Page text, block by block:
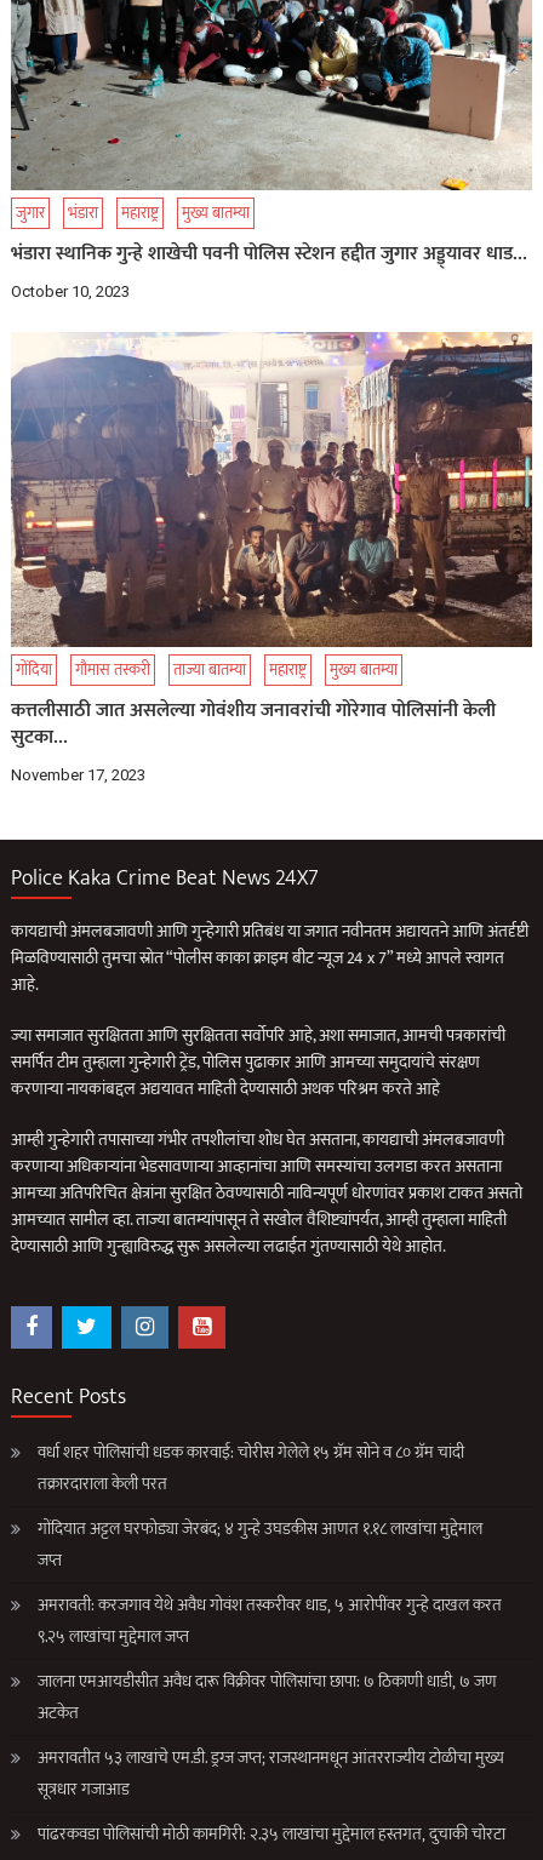
जुगार भंडारा महाराष्ट्र मुख्य बातम्या
भंडारा स्थानिक गुन्हे शाखेची पवनी पोलिस स्टेशन हद्दीत जुगार अड्ड्यावर धाड…
October 10, 2023
गोंदिया गौमास तस्करी ताज्या बातम्या महाराष्ट्र मुख्य बातम्या
कत्तलीसाठी जात असलेल्या गोवंशीय जनावरांची गोरेगाव पोलिसांनी केली
सुटका…
November 17, 2023
Police Kaka Crime Beat News 24X7
कायद्याची अंमलबजावणी आणि गुन्हेगारी प्रतिबंध या जगात नवीनतम अद्यायतने आणि अंतर्दृष्टी
मिळविण्यासाठी तुमचा स्रोत “पोलीस काका क्राइम बीट न्यूज 24 x 7” मध्ये आपले स्वागत
आहे.
ज्या समाजात सुरक्षितता आणि सुरक्षितता सर्वोपरि आहे, अशा समाजात, आमची पत्रकारांची
समर्पित टीम तुम्हाला गुन्हेगारी ट्रेंड, पोलिस पुढाकार आणि आमच्या समुदायांचे संरक्षण
करणार्‍या नायकांबद्दल अद्ययावत माहिती देण्यासाठी अथक परिश्रम करते आहे
आम्ही गुन्हेगारी तपासाच्या गंभीर तपशीलांचा शोध घेत असताना, कायद्याची अंमलबजावणी
करणार्‍या अधिकार्‍यांना भेडसावणार्‍या आव्हानांचा आणि समस्यांचा उलगडा करत असताना
आमच्या अतिपरिचित क्षेत्रांना सुरक्षित ठेवण्यासाठी नाविन्यपूर्ण धोरणांवर प्रकाश टाकत असतो
आमच्यात सामील व्हा. ताज्या बातम्यांपासून ते सखोल वैशिष्ट्यांपर्यंत, आम्ही तुम्हाला माहिती
देण्यासाठी आणि गुन्ह्याविरुद्ध सुरू असलेल्या लढाईत गुंतण्यासाठी येथे आहोत.
Recent Posts
वर्धा शहर पोलिसांची धडक कारवाई: चोरीस गेलेले १५ ग्रॅम सोने व ८० ग्रॅम चांदी
तक्रारदाराला केली परत
गोंदियात अट्टल घरफोड्या जेरबंद; ४ गुन्हे उघडकीस आणत १.१८ लाखांचा मुद्देमाल
जप्त
अमरावती: करजगाव येथे अवैध गोवंश तस्करीवर धाड, ५ आरोपींवर गुन्हे दाखल करत
९.२५ लाखांचा मुद्देमाल जप्त
जालना एमआयडीसीत अवैध दारू विक्रीवर पोलिसांचा छापा: ७ ठिकाणी धाडी, ७ जण
अटकेत
अमरावतीत ५३ लाखांचे एम.डी. ड्रग्ज जप्त; राजस्थानमधून आंतरराज्यीय टोळीचा मुख्य
सूत्रधार गजाआड
पांढरकवडा पोलिसांची मोठी कामगिरी: २.३५ लाखांचा मुद्देमाल हस्तगत, दुचाकी चोरटा